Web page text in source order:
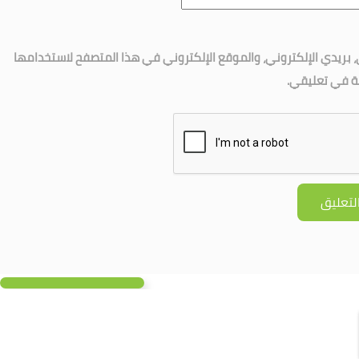
الإلكتروني، والموقع الإلكتروني في هذا المتصفح لاستخدامها
في تعليقي.